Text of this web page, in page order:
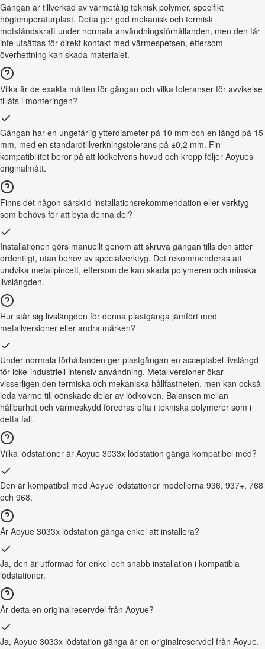
Gängan är tillverkad av värmetålig teknisk polymer, specifikt
högtemperaturplast. Detta ger god mekanisk och termisk
motståndskraft under normala användningsförhållanden, men den får
inte utsättas för direkt kontakt med värmespetsen, eftersom
överhettning kan skada materialet.
Vilka är de exakta måtten för gängan och vilka toleranser för avvikelse
tillåts i monteringen?
Gängan har en ungefärlig ytterdiameter på 10 mm och en längd på 15
mm, med en standardtillverkningstolerans på ±0,2 mm. Fin
kompatibilitet beror på att lödkolvens huvud och kropp följer Aoyues
originalmått.
Finns det någon särskild installationsrekommendation eller verktyg
som behövs för att byta denna del?
Installationen görs manuellt genom att skruva gängan tills den sitter
ordentligt, utan behov av specialverktyg. Det rekommenderas att
undvika metallpincett, eftersom de kan skada polymeren och minska
livslängden.
Hur står sig livslängden för denna plastgänga jämfört med
metallversioner eller andra märken?
Under normala förhållanden ger plastgängan en acceptabel livslängd
för icke-industriell intensiv användning. Metallversioner ökar
visserligen den termiska och mekaniska hållfastheten, men kan också
leda värme till oönskade delar av lödkolven. Balansen mellan
hållbarhet och värmeskydd föredras ofta i tekniska polymerer som i
detta fall.
Vilka lödstationer är Aoyue 3033x lödstation gänga kompatibel med?
Den är kompatibel med Aoyue lödstationer modellerna 936, 937+, 768
och 968.
Är Aoyue 3033x lödstation gänga enkel att installera?
Ja, den är utformad för enkel och snabb installation i kompatibla
lödstationer.
Är detta en originalreservdel från Aoyue?
Ja, Aoyue 3033x lödstation gänga är en originalreservdel från Aoyue.